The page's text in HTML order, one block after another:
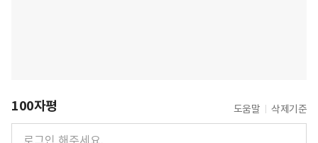
100자평 도움말 삭제기준